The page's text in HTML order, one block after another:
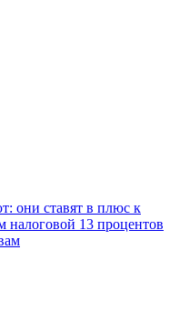
они ставят в плюс к
налоговой 13 процентов